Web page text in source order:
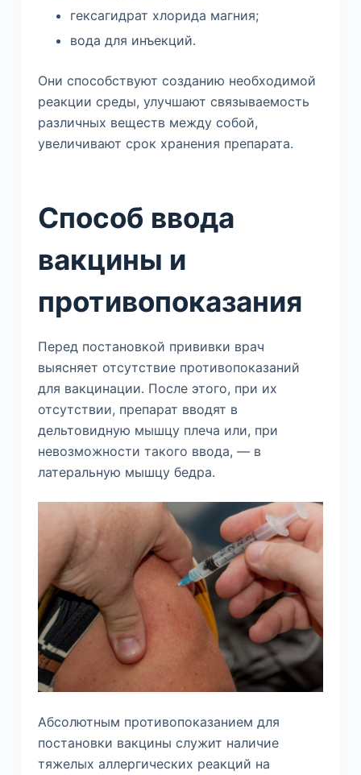
гексагидрат хлорида магния;
вода для инъекций.
Они способствуют созданию необходимой
реакции среды, улучшают связываемость
различных веществ между собой,
увеличивают срок хранения препарата.
Способ ввода
вакцины и
противопоказания
Перед постановкой прививки врач
выясняет отсутствие противопоказаний
для вакцинации. После этого, при их
отсутствии, препарат вводят в
дельтовидную мышцу плеча или, при
невозможности такого ввода, — в
латеральную мышцу бедра.
Абсолютным противопоказанием для
постановки вакцины служит наличие
тяжелых аллергических реакций на